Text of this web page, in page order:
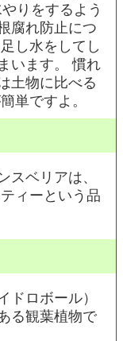
りをするよう
腐れ防止につ
し水をしてし
います。 慣れ
土物に比べる
単ですよ。
スベリアは、
ィーという品
ドロボール）
る観葉植物で